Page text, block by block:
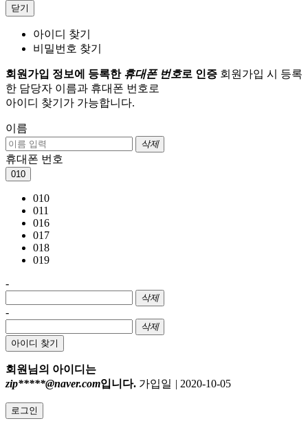
닫기
아이디 찾기
비밀번호 찾기
회원가입 정보에 등록한 휴대폰 번호로 인증 회원가입 시 등록
한 담당자 이름과 휴대폰 번호로
아이디 찾기가 가능합니다.
이름
삭제
휴대폰 번호
010
010
011
016
017
018
019
-
삭제
-
삭제
아이디 찾기
회원님의 아이디는
zip*****@naver.com입니다. 가입일 | 2020-10-05
로그인